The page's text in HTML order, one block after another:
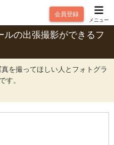
会員登録
メニュー
ルの出張撮影ができるフ
を撮ってほしい人とフォトグラ
す。